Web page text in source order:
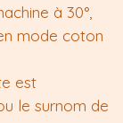
à 30°,
mode coton
est
le surnom de